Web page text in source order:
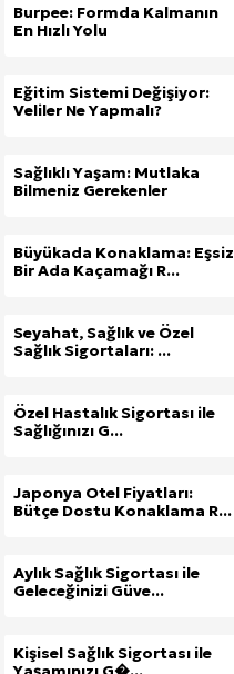
Burpee: Formda Kalmanın
En Hızlı Yolu
Eğitim Sistemi Değişiyor:
Veliler Ne Yapmalı?
Sağlıklı Yaşam: Mutlaka
Bilmeniz Gerekenler
Büyükada Konaklama: Eşsiz
Bir Ada Kaçamağı R...
Seyahat, Sağlık ve Özel
Sağlık Sigortaları: ...
Özel Hastalık Sigortası ile
Sağlığınızı G...
Japonya Otel Fiyatları:
Bütçe Dostu Konaklama R...
Aylık Sağlık Sigortası ile
Geleceğinizi Güve...
Kişisel Sağlık Sigortası ile